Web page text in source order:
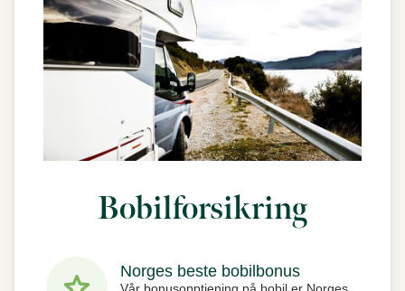
Bobilforsikring
Norges beste bobilbonus
Vår bonusopptjening på bobil er Norges